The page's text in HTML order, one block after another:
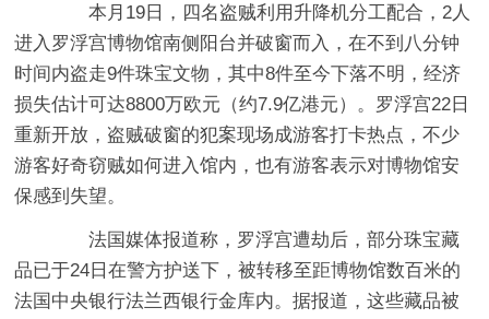
本月19日，四名盗贼利用升降机分工配合，2人
进入罗浮宫博物馆南侧阳台并破窗而入，在不到八分钟
时间内盗走9件珠宝文物，其中8件至今下落不明，经济
损失估计可达8800万欧元（约7.9亿港元）。罗浮宫22日
重新开放，盗贼破窗的犯案现场成游客打卡热点，不少
游客好奇窃贼如何进入馆内，也有游客表示对博物馆安
保感到失望。
法国媒体报道称，罗浮宫遭劫后，部分珠宝藏
品已于24日在警方护送下，被转移至距博物馆数百米的
法国中央银行法兰西银行金库内。据报道，这些藏品被